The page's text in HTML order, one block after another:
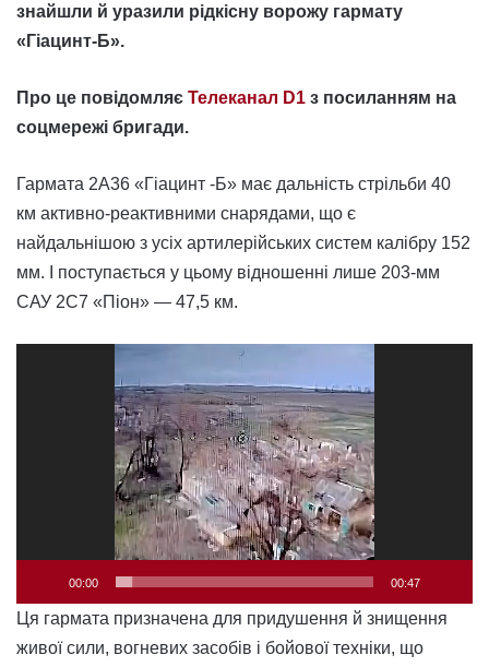
знайшли й уразили рідкісну ворожу гармату
«Гіацинт-Б».
Про це повідомляє Телеканал D1 з посиланням на
соцмережі бригади.
Гармата 2А36 «Гіацинт -Б» має дальність стрільби 40
км активно-реактивними снарядами, що є
найдальнішою з усіх артилерійських систем калібру 152
мм. І поступається у цьому відношенні лише 203-мм
САУ 2С7 «Піон» — 47,5 км.
00:00 00:47
Ця гармата призначена для придушення й знищення
живої сили, вогневих засобів і бойової техніки, що